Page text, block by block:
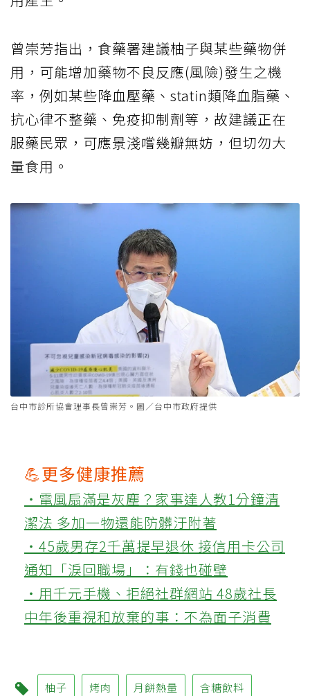
曾崇芳指出，食藥署建議柚子與某些藥物併
用，可能增加藥物不良反應(風險)發生之機
率，例如某些降血壓藥、statin類降血脂藥、
抗心律不整藥、免疫抑制劑等，故建議正在
服藥民眾，可應景淺嚐幾瓣無妨，但切勿大
量食用。
台中市診所協會理事長曾崇芳。圖／台中市政府提供
💪更多健康推薦
‧電風扇滿是灰塵？家事達人教1分鐘清
潔法 多加一物還能防髒汙附著
‧45歲男存2千萬提早退休 接信用卡公司
通知「淚回職場」：有錢也碰壁
‧用千元手機、拒絕社群網站 48歲社長
中年後重視和放棄的事：不為面子消費
柚子 烤肉 月餅熱量 含糖飲料